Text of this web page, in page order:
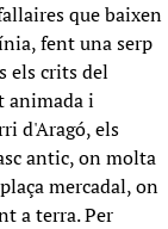
que baixen
fent una serp
els crits del
animada i
d'Aragó, els
antic, on molta
mercadal, on
a terra. Per